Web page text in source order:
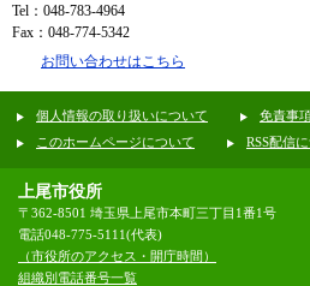
Tel：048-783-4964
Fax：048-774-5342
お問い合わせはこちら
個人情報の取り扱いについて 免責事
このホームページについて
RSS配信
上尾市役所
〒362-8501 埼玉県上尾市本町三丁目1番1号
電話048-775-5111(代表)
（市役所のアクセス・開庁時間）
組織別電話番号一覧